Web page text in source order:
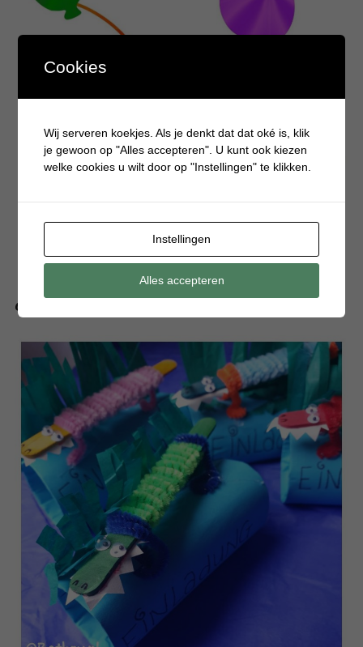
Cadeautjes voor de verjaardag van een achtjarige
Cookies
Wij serveren koekjes. Als je denkt dat dat oké is, klik
je gewoon op "Alles accepteren". U kunt ook kiezen
welke cookies u wilt door op "Instellingen" te klikken.
Instellingen
Alles accepteren